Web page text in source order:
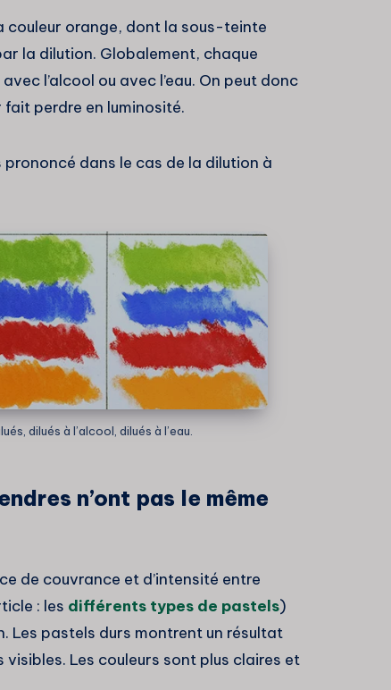
orange, dont la sous-teinte
la dilution. Globalement, chaque
l’alcool ou avec l’eau. On peut donc
perdre en luminosité.
dans le cas de la dilution à
dilués à l’alcool, dilués à l’eau.
n’ont pas le même
de couvrance et d’intensité entre
: les différents types de pastels)
Les pastels durs montrent un résultat
Les couleurs sont plus claires et